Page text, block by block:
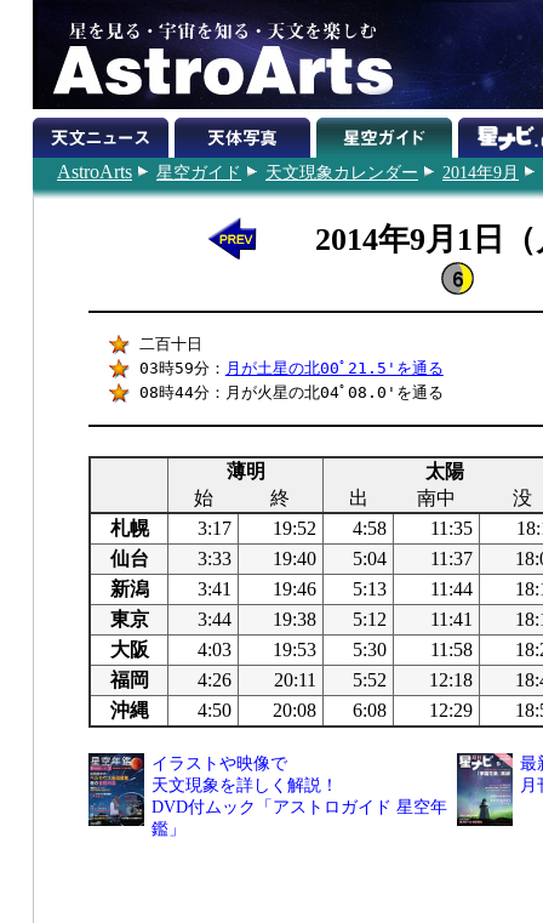
AstroArts 星空ガイド 天文現象カレンダー 2014年9月
2014年9月1日
二百十日
03時59分： 月が土星の北00ﾟ21.5'を通る
08時44分：月が火星の北04ﾟ08.0'を通る
薄明
太陽
始
終 出 南中
没
札幌
3:17 19:52 4:58 11:35
仙台
3:33 19:40 5:04 11:37
新潟
3:41 19:46 5:13 11:44
東京
3:44 19:38 5:12 11:41
大阪
4:03 19:53 5:30 11:58
福岡
4:26 20:11 5:52 12:18
沖縄
4:50 20:08 6:08 12:29
イラストや映像で
天文現象を詳しく解説！
DVD付ムック「アストロガイド 星空年
鑑」
最
月